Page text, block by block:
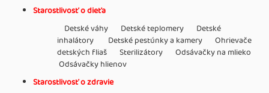
Starostlivosť o dieťa
Detské váhy Detské teplomery Detské
inhalátory Detské pestúnky a kamery Ohrievače
detských fliaš Sterilizátory Odsávačky na mlieko
Odsávačky hlienov
Starostlivosť o zdravie